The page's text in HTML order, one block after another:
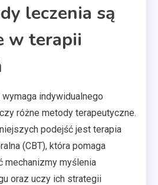
leczenia są
w terapii
indywidualnego
różne metody terapeutyczne.
podejść jest terapia
(CBT), która pomaga
mechanizmy myślenia
oraz uczy ich strategii